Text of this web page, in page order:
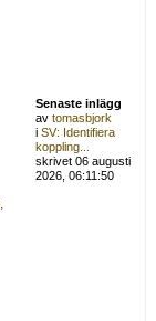
Senaste inlägg
avtomasbjork
iSV: Identifiera
koppling...
skrivet 06 augusti
2026, 06:11:50